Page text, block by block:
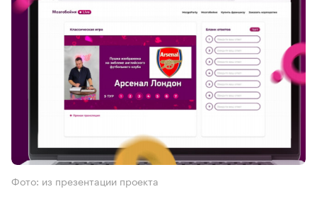
Фото: из презентации проекта